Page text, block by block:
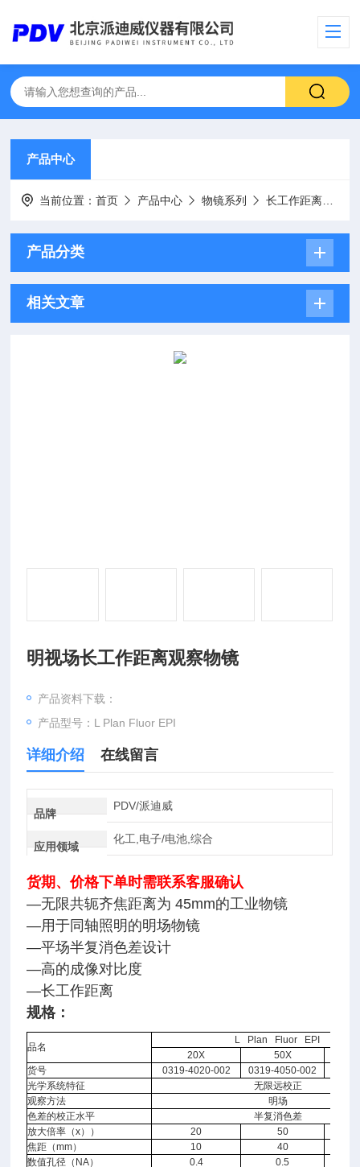
产品中心
当前位置：首页 产品中心 物镜系列 长工作距离物镜
产品分类
相关文章
明视场长工作距离观察物镜
产品资料下载：
产品型号：L Plan Fluor EPI
详细介绍 在线留言
品牌
PDV/派迪威
应用领域
化工,电子/电池,综合
货期、价格下单时需联系客服确认
—无限共轭齐焦距离为 45mm的工业物镜
—用于同轴照明的明场物镜
—平场半复消色差设计
—高的成像对比度
—长工作距离
规格：
品名
L Plan Fluor EPI
20X
50X
货号
0319-4020-002 0319-4050-002
光学系统特征
无限远校正
观察方法
明场
色差的校正水平
半复消色差
放大倍率（x））
20 50
焦距（mm）
10
40
数值孔径（NA）
0.4 0.5